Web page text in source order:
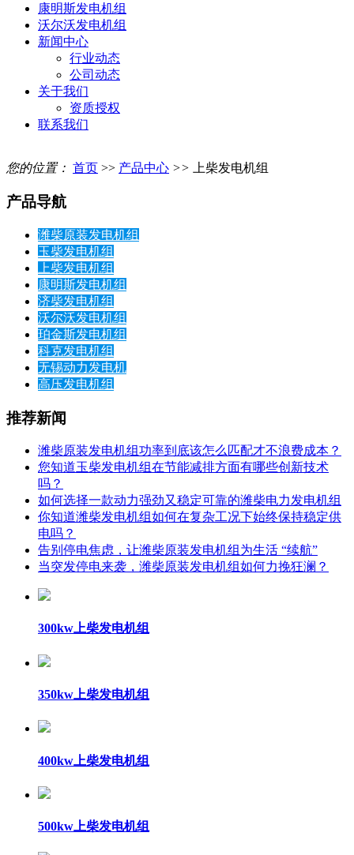
康明斯发电机组
沃尔沃发电机组
新闻中心
行业动态
公司动态
关于我们
资质授权
联系我们
您的位置： 首页 >> 产品中心 >> 上柴发电机组
产品导航
潍柴原装发电机组
玉柴发电机组
上柴发电机组
康明斯发电机组
济柴发电机组
沃尔沃发电机组
珀金斯发电机组
科克发电机组
无锡动力发电机
高压发电机组
推荐新闻
潍柴原装发电机组功率到底该怎么匹配才不浪费成本？
您知道玉柴发电机组在节能减排方面有哪些创新技术
吗？
如何选择一款动力强劲又稳定可靠的潍柴电力发电机组
你知道潍柴发电机组如何在复杂工况下始终保持稳定供
电吗？
告别停电焦虑，让潍柴原装发电机组为生活 “续航”
当突发停电来袭，潍柴原装发电机组如何力挽狂澜？
300kw上柴发电机组
350kw上柴发电机组
400kw上柴发电机组
500kw上柴发电机组